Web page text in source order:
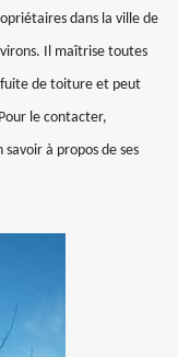
dans la ville de
Il maîtrise toutes
fuite de toiture et peut
le contacter,
à propos de ses